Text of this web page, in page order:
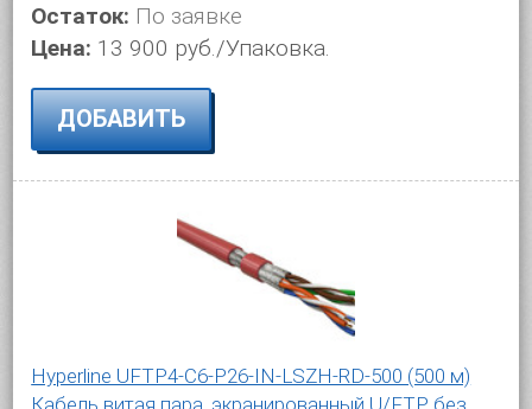
Остаток: По заявке
Цена: 13 900 руб./Упаковка.
ДОБАВИТЬ
Hyperline UFTP4-C6-P26-IN-LSZH-RD-500 (500 м)
Кабель витая пара, экранированный U/FTP, без